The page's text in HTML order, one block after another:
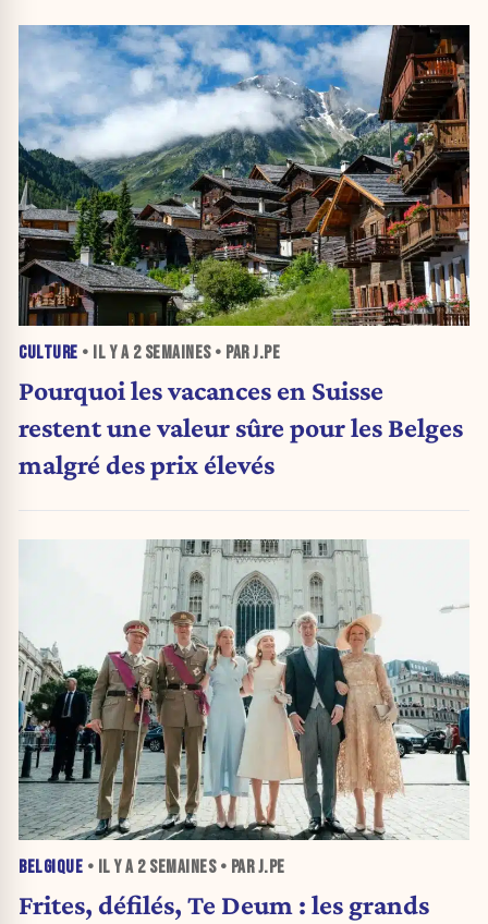
CULTURE • IL Y A 2 SEMAINES• PAR J.PE
Pourquoi les vacances en Suisse
restent une valeur sûre pour les Belges
malgré des prix élevés
BELGIQUE • IL Y A 2 SEMAINES• PAR J.PE
Frites, défilés, Te Deum : les grands